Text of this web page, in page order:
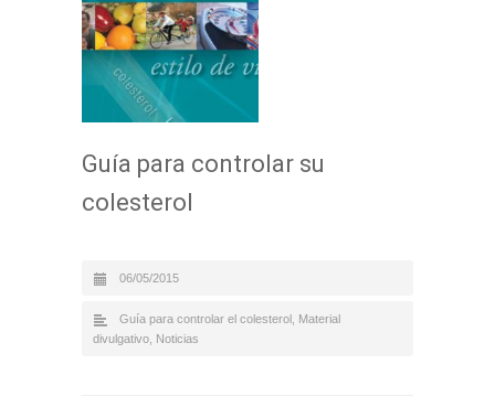
Guía para controlar su
colesterol
06/05/2015
Guía para controlar el colesterol , Material
divulgativo, Noticias